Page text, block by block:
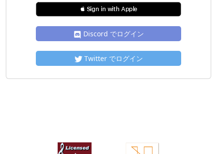
 Sign in with Apple
Discord でログイン
Twitter でログイン